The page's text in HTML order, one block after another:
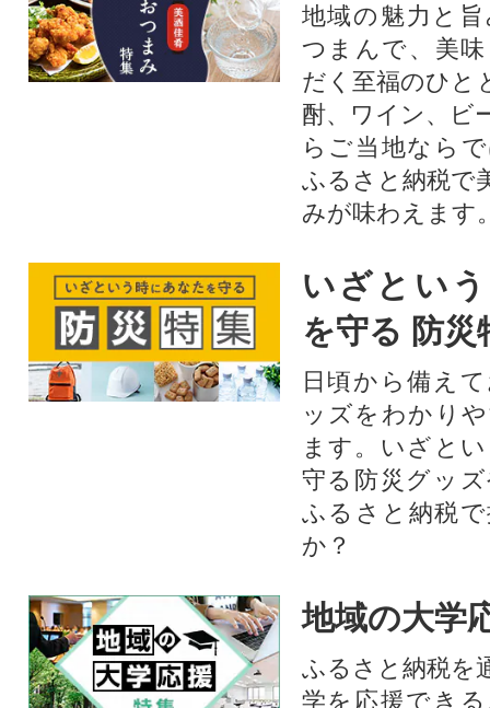
地域の魅力と
つまんで、美
だく至福のひと
酎、ワイン、ビ
らご当地なら
ふるさと納税で
みが味わえます
いざとい
を守る 防災
日頃から備え
ッズをわかり
ます。いざと
守る防災グッ
ふるさと納税
か？
地域の大学
ふるさと納税を
学を応援でき